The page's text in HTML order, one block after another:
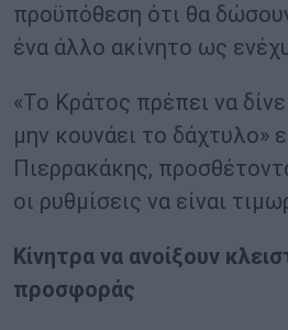
προϋπόθεση ότι θα
ένα άλλο ακίνητο ως
«Το Κράτος πρέπει να
μην κουνάει το δάχτυλο»
Πιερρακάκης,
οι ρυθμίσεις να είναι
Κίνητρα να ανοίξουν
προσφοράς